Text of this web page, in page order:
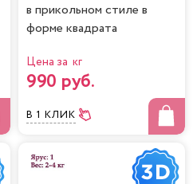
в прикольном стиле в
форме квадрата
Цена за кг
990 руб.
В 1 КЛИК